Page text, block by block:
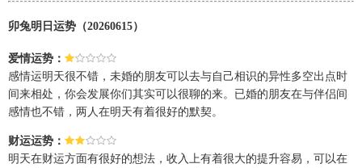
卯兔明日运势（20260615）
爱情运势：
感情运明天很不错，未婚的朋友可以去与自己相识的异性多空出点时
间来相处，你会发展你们其实可以很聊的来。已婚的朋友在与伴侣间
感情也不错，两人在明天有着很好的默契。
财运运势：
明天在财运方面有很好的想法，收入上有着很大的提升容易，可以在